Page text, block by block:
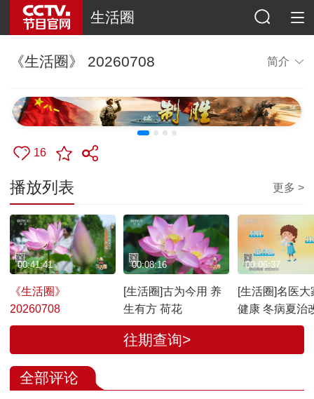
生活圈
《生活圈》 20260708 简介
16
播放列表 更多 >
《生活圈》
20260708
00:41:41
[生活圈]古为今用 养
生有方 荷花
00:08:16
[生活圈]名医大
健康 冬病夏治
炎
00:06:37
往期查询>
全部评论